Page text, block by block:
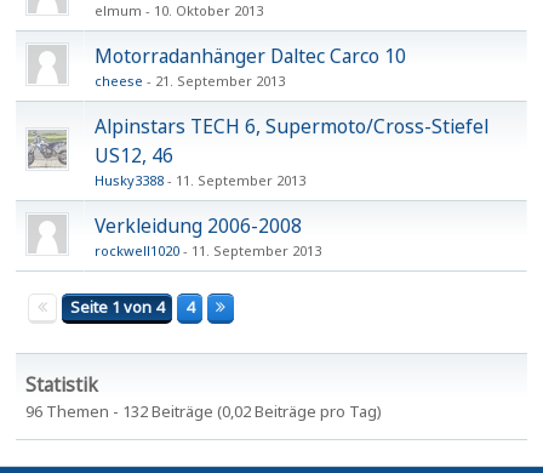
elmum 10. Oktober 2013
Motorradanhänger Daltec Carco 10
cheese 21. September 2013
Alpinstars TECH 6, Supermoto/Cross-Stiefel
US12, 46
Husky3388 11. September 2013
Verkleidung 2006-2008
rockwell1020 11. September 2013
Seite 1 von 4 4
Statistik
96 Themen - 132 Beiträge (0,02 Beiträge pro Tag)